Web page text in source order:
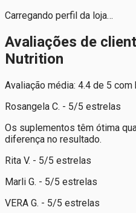
Carregando perfil da loja…
Avaliações de
Nutrition
Avaliação média: 4.4 de 5
Rosangela C. - 5/5 estrelas
Os suplementos têm ótima
diferença no resultado.
Rita V. - 5/5 estrelas
Marli G. - 5/5 estrelas
VERA G. - 5/5 estrelas